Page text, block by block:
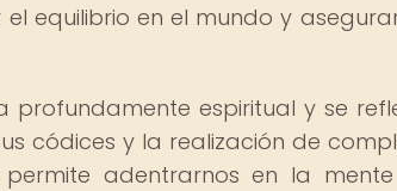
equilibrio en el mundo y
profundamente espiritual y se
códices y la realización de
adentrarnos en la